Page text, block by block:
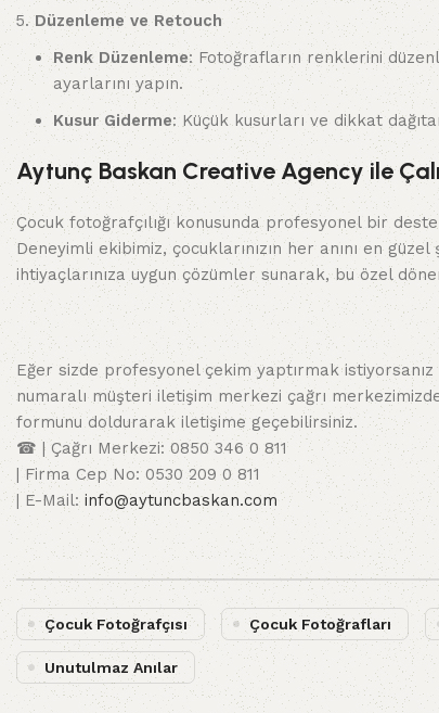
Düzenleme ve Retouch
Renk Düzenleme: Fotoğrafların renklerini
ayarlarını yapın.
Kusur Giderme: Küçük kusurları ve dikkat
Aytunç Baskan Creative Agency ile
Çocuk fotoğrafçılığı konusunda profesyonel bir
Deneyimli ekibimiz, çocuklarınızın her anını en
ihtiyaçlarınıza uygun çözümler sunarak, bu özel
Eğer sizde profesyonel çekim yaptırmak
numaralı müşteri iletişim merkezi çağrı
formunu doldurarak iletişime geçebilirsiniz.
☎ | Çağrı Merkezi: 0850 346 0 811
| Firma Cep No: 0530 209 0 811
| E-Mail: info@aytuncbaskan.com
Çocuk Fotoğrafçısı Çocuk Fotoğrafları
Unutulmaz Anılar